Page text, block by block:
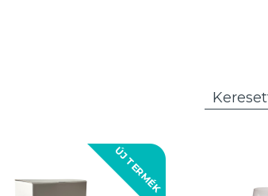
ÚJ TERMÉK